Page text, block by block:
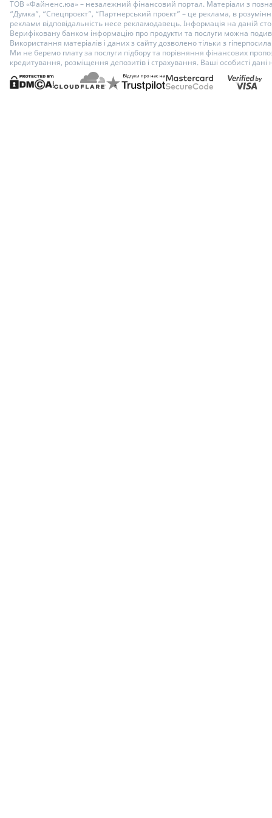
ТОВ «Файненс.юа» – незалежний фінансовий портал. Матеріали з
“Думка”, “Спецпроєкт”, “Партнерський проєкт” – це реклама, в
реклами відповідальність несе рекламодавець. Інформація на даній
Верифіковану банком інформацію про продукти та послуги можна
Використання матеріалів і даних з сайту дозволено тільки з
Ми не беремо плату за послуги підбору та порівняння фінансових
кредитування, розміщення депозитів і страхування. Ваші особисті